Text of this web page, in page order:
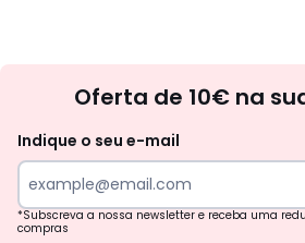
Oferta de 10€ na
Indique o seu e-mail
*Subscreva a nossa newsletter e receba uma
compras